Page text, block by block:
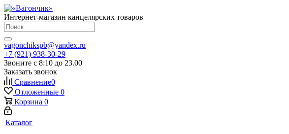
Интернет-магазин канцелярских товаров
vagonchikspb@yandex.ru
+7 (921) 938-30-29
Звоните с 8:10 до 23.00
Заказать звонок
Сравнение0
Отложенные 0
Корзина 0
Каталог